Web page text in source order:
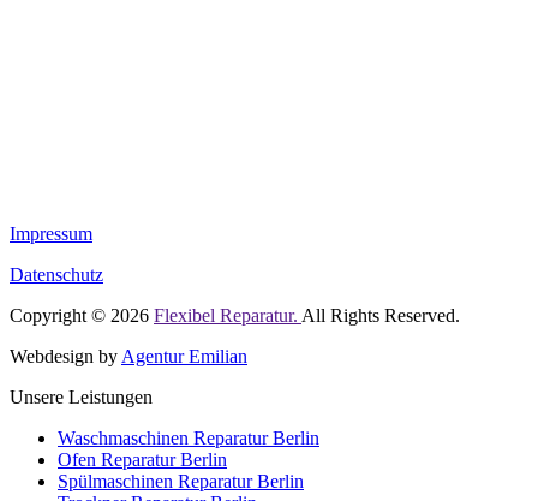
Impressum
Datenschutz
Copyright © 2026 Flexibel Reparatur. All Rights Reserved.
Webdesign by Agentur Emilian
Unsere Leistungen
Waschmaschinen Reparatur Berlin
Ofen Reparatur Berlin
Spülmaschinen Reparatur Berlin